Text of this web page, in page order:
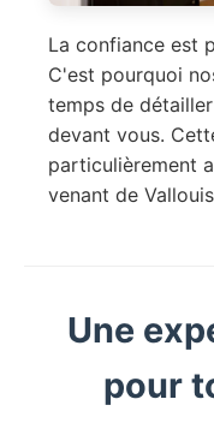
La confiance est
C'est pourquoi
temps de
devant vous.
particulièrement
venant de
Une
pour